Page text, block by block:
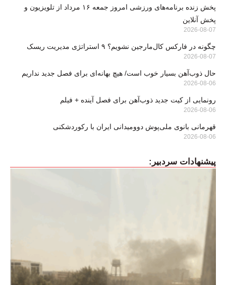
پخش زنده برنامه‌های ورزشی امروز جمعه ۱۶ مرداد از تلویزیون و
پخش آنلاین
2026-08-07
چگونه در فارکس کال‌مارجین نشویم؟ ۹ استراتژی مدیریت ریسک
2026-08-07
حال ذوب‌آهن بسیار خوب است/ هیچ بهانه‌ای برای فصل جدید نداریم
2026-08-06
رونمایی از کیت جدید ذوب‌آهن برای فصل آینده + فیلم
2026-08-06
قهرمانی بانوی ملی‌پوش دوومیدانی ایران با رکوردشکنی
2026-08-06
پیشنهادات سردبیر: